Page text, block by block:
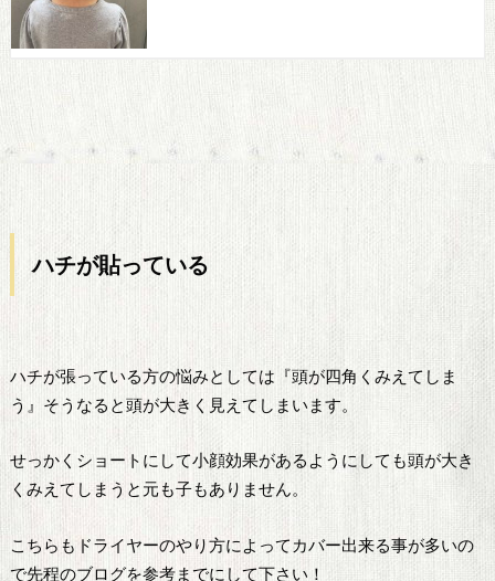
ハチが貼っている
ハチが張っている方の悩みとしては『頭が四角くみえてしま
う』そうなると頭が大きく見えてしまいます。
せっかくショートにして小顔効果があるようにしても頭が大き
くみえてしまうと元も子もありません。
こちらもドライヤーのやり方によってカバー出来る事が多いの
で先程のブログを参考までにして下さい！